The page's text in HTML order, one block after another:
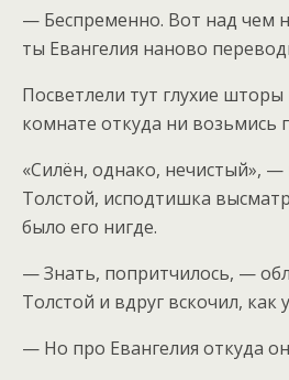
— Беспременно. Вот над чем
ты Евангелия наново
Посветлели тут глухие шторы
комнате откуда ни возьмись
«Силён, однако, нечистый», —
Толстой, исподтишка
было его нигде.
— Знать, попритчилось, —
Толстой и вдруг вскочил, как
— Но про Евангелия откуда